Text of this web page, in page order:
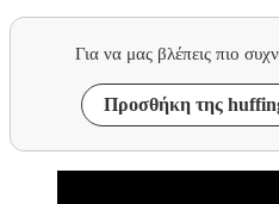
Για να μας βλέπεις πιο
Προσθήκη της